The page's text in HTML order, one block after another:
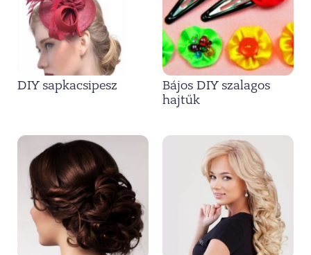
DIY sapkacsipesz
Bájos DIY szalagos
hajtűk